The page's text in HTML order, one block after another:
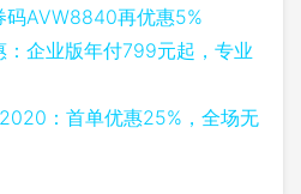
码AVW8840再优惠5%
：企业版年付799元起，专业
：首单优惠25%，全场无